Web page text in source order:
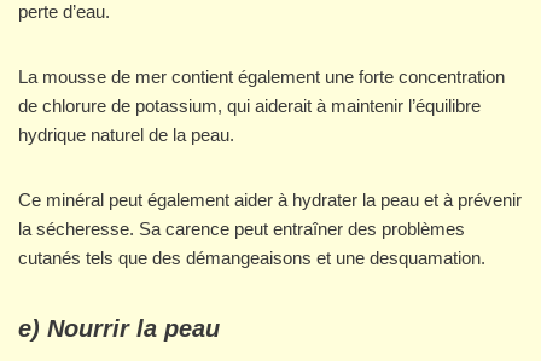
perte d’eau.
La mousse de mer contient également une forte concentration
de chlorure de potassium, qui aiderait à maintenir l’équilibre
hydrique naturel de la peau.
Ce minéral peut également aider à hydrater la peau et à prévenir
la sécheresse. Sa carence peut entraîner des problèmes
cutanés tels que des démangeaisons et une desquamation.
e) Nourrir la peau